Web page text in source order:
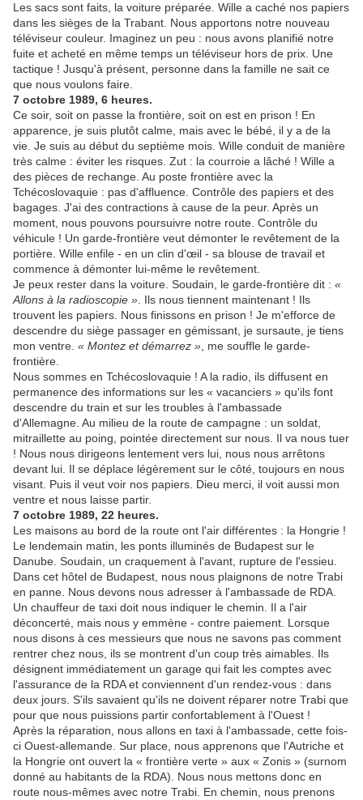
Les sacs sont faits, la voiture préparée. Wille a caché nos papiers
dans les sièges de la Trabant. Nous apportons notre nouveau
téléviseur couleur. Imaginez un peu : nous avons planifié notre
fuite et acheté en même temps un téléviseur hors de prix. Une
tactique ! Jusqu'à présent, personne dans la famille ne sait ce
que nous voulons faire.
7 octobre 1989, 6 heures.
Ce soir, soit on passe la frontière, soit on est en prison ! En
apparence, je suis plutôt calme, mais avec le bébé, il y a de la
vie. Je suis au début du septième mois. Wille conduit de manière
très calme : éviter les risques. Zut : la courroie a lâché ! Wille a
des pièces de rechange. Au poste frontière avec la
Tchécoslovaquie : pas d'affluence. Contrôle des papiers et des
bagages. J'ai des contractions à cause de la peur. Après un
moment, nous pouvons poursuivre notre route. Contrôle du
véhicule ! Un garde-frontière veut démonter le revêtement de la
portière. Wille enfile - en un clin d'œil - sa blouse de travail et
commence à démonter lui-même le revêtement.
Je peux rester dans la voiture. Soudain, le garde-frontière dit : «
Allons à la radioscopie » . Ils nous tiennent maintenant ! Ils
trouvent les papiers. Nous finissons en prison ! Je m'efforce de
descendre du siège passager en gémissant, je sursaute, je tiens
mon ventre. « Montez et démarrez » , me souffle le garde-
frontière.
Nous sommes en Tchécoslovaquie ! A la radio, ils diffusent en
permanence des informations sur les « vacanciers » qu'ils font
descendre du train et sur les troubles à l'ambassade
d'Allemagne. Au milieu de la route de campagne : un soldat,
mitraillette au poing, pointée directement sur nous. Il va nous tuer
! Nous nous dirigeons lentement vers lui, nous nous arrêtons
devant lui. Il se déplace légèrement sur le côté, toujours en nous
visant. Puis il veut voir nos papiers. Dieu merci, il voit aussi mon
ventre et nous laisse partir.
7 octobre 1989, 22 heures.
Les maisons au bord de la route ont l'air différentes : la Hongrie !
Le lendemain matin, les ponts illuminés de Budapest sur le
Danube. Soudain, un craquement à l'avant, rupture de l'essieu.
Dans cet hôtel de Budapest, nous nous plaignons de notre Trabi
en panne. Nous devons nous adresser à l'ambassade de RDA.
Un chauffeur de taxi doit nous indiquer le chemin. Il a l'air
déconcerté, mais nous y emmène - contre paiement. Lorsque
nous disons à ces messieurs que nous ne savons pas comment
rentrer chez nous, ils se montrent d'un coup très aimables. Ils
désignent immédiatement un garage qui fait les comptes avec
l'assurance de la RDA et conviennent d'un rendez-vous : dans
deux jours. S'ils savaient qu'ils ne doivent réparer notre Trabi que
pour que nous puissions partir confortablement à l'Ouest !
Après la réparation, nous allons en taxi à l'ambassade, cette fois-
ci Ouest-allemande. Sur place, nous apprenons que l'Autriche et
la Hongrie ont ouvert la « frontière verte » aux « Zonis » (surnom
donné au habitants de la RDA). Nous nous mettons donc en
route nous-mêmes avec notre Trabi. En chemin, nous prenons